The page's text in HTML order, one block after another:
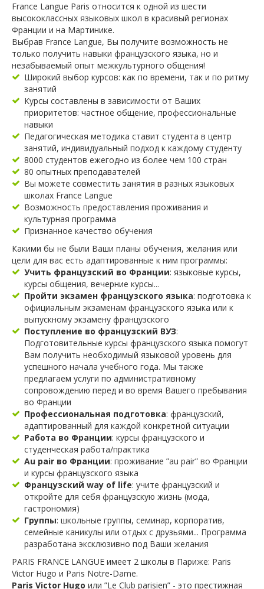
France Langue Paris относится к одной из шести
высококлассных языковых школ в красивый регионах
Франции и на Мартинике.
Выбрав France Langue, Вы получите возможность не
только получить навыки французского языка, но и
незабываемый опыт межкультурного общения!
Широкий выбор курсов: как по времени, так и по ритму
занятий
Курсы составлены в зависимости от Ваших
приоритетов: частное общение, профессиональные
навыки
Педагогическая методика ставит студента в центр
занятий, индивидуальный подход к каждому студенту
8000 студентов ежегодно из более чем 100 стран
80 опытных преподавателей
Вы можете совместить занятия в разных языковых
школах France Langue
Возможность предоставления проживания и
культурная программа
Признанное качество обучения
Какими бы не были Ваши планы обучения, желания или
цели для вас есть адаптированные к ним программы:
Учить французский во Франции: языковые курсы,
курсы общения, вечерние курсы...
Пройти экзамен французского языка: подготовка к
официальным экзаменам французского языка или к
выпускному экзамену французского
Поступление во французский ВУЗ:
Подготовительные курсы французского языка помогут
Вам получить необходимый языковой уровень для
успешного начала учебного года. Мы также
предлагаем услуги по административному
сопровождению перед и во время Вашего пребывания
во Франции
Профессиональная подготовка: французский,
адаптированный для каждой конкретной ситуации
Работа во Франции: курсы французского и
студенческая работа/практика
Au pair во Франции: проживание ”au pair” во Франции
и курсы французского языка
Французский way of life: учите французский и
откройте для себя французскую жизнь (мода,
гастрономия)
Группы: школьные группы, семинар, корпоратив,
семейные каникулы или отдых с друзьями... Программа
разработана эксклюзивно под Ваши желания
PARIS FRANCE LANGUE имеет 2 школы в Париже: Paris
Victor Hugo и Paris Notre-Dame.
Paris Victor Hugo или ”Le Club parisien” - это престижная